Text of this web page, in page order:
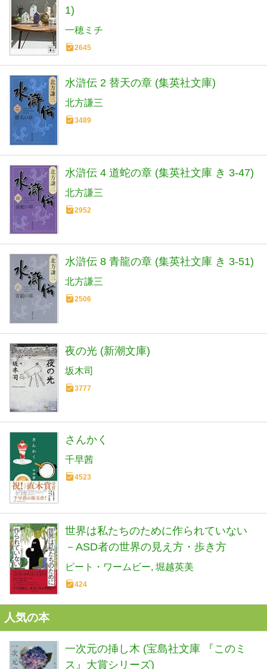
1)
一穂ミチ
2645
水滸伝 2 替天の章 (集英社文庫)
北方謙三
3489
水滸伝 4 道蛇の章 (集英社文庫 き 3-47)
北方謙三
2952
水滸伝 8 青龍の章 (集英社文庫 き 3-51)
北方謙三
2506
夜の光 (新潮文庫)
坂木司
3777
さんかく
千早茜
4523
世界は私たちのために作られていない
－ASD者の世界の見え方・歩き方
ピート・ワームビー 堀越英美
424
人気の本
一次元の挿し木 (宝島社文庫 『このミ
ス』大賞シリーズ)